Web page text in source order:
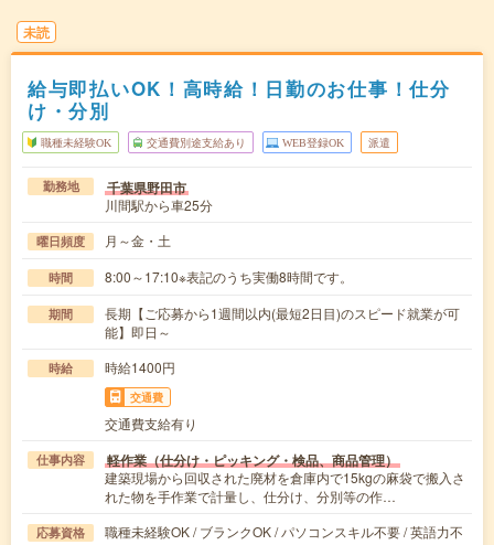
未読
給与即払いOK！高時給！日勤のお仕事！仕分
け・分別
職種未経験OK 交通費別途支給あり WEB登録OK 派遣
勤務地 千葉県野田市
川間駅から車25分
曜日頻度 月～金・土
時間 8:00～17:10※表記のうち実働8時間です。
期間
長期【ご応募から1週間以内(最短2日目)のスピード就業が可
能】即日～
時給 時給1400円
交通費
交通費支給有り
仕事内容 軽作業（仕分け・ピッキング・検品、商品管理）
建築現場から回収された廃材を倉庫内で15kgの麻袋で搬入さ
れた物を手作業で計量し、仕分け、分別等の作…
応募資格
職種未経験OK / ブランクOK / パソコンスキル不要 / 英語力不